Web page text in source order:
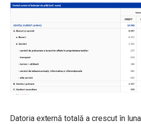
Datoria externă totală a crescut în